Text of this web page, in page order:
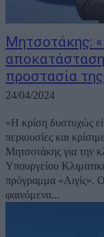
Μητσοτάκης:
αποκατάσταση
προστασία
24/04/2024
«Η κρίση δυστυχώς
περιουσίες και
Μητσοτάκης για την
Υπουργείου
πρόγραμμα «Αιγίς».
φαινόμενα...